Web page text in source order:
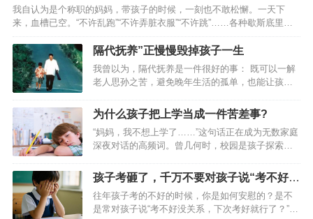
观，又担心孩子之后留下心理阴影；心软买了的
话，以后在遇到这种情况孩子可能会变本加厉，遇
到这种情况应该怎么办才科学呢？别惊慌，孩子闹
脾气很正常 在要求得不到满足时，几乎所有幼儿都
会哭闹。孩子闹脾气的原因有很多, 其中之一是他们
还不会用语言表达需求，而由于他…
我自认为是个称职的妈妈，带孩子的时候，一刻也不敢松懈。一天下
来，血槽已空。“不许乱跑”“不许弄脏衣服”“不许跳”……各种歇斯底里荡
漾在屋子里，嗓子都喊哑了。 好不容易把孩子哄睡着了，夜里的我也不
轻易放过自己。从前一沾枕头就呼呼大睡的我，当了妈妈后常常在半夜
突然惊醒，看看睡在身边的女儿。 用网上流行的段子概括我当妈的每一
天，就是“哈哈啊啊啊啊啊啊啊啊啊啊啊”。从孩子清晨的笑脸开始，以我
憔悴不堪的面容结束。 女儿一岁会走路后，我因为照顾她而累哭的次数
更是呈指数增长。&n…
隔代抚养”正慢慢毁掉孩子一生
我曾以为，隔代抚养是一件很好的事： 既可以一解
老人思孙之苦，避免晚年生活的孤单，也能让孩子
放在事业上，一举三得，何乐不为？ 抱着这样的想
法，儿子小明上幼儿园后，我将退休的父母从老家
接到了武汉。 父母每天接送孩子，把一日三餐妥妥
地准备好，彻底解了我和老公的后顾之忧。 小明曾
患过哮喘病，父亲为了给容易盗汗的小明换毛巾，
常常睡不了一个整觉…… 看着儿子一天天欢实、健
住算了，小明和我们都离不开你…
为什么孩子把上学当成一件苦差事?
“妈妈，我不想上学了……”这句话正在成为无数家庭
深夜对话的高频词。曾几何时，校园是孩子探索世
数据显示，超过60%的青少年认为上学是“压力源”，
甚至出现胃痛、失眠等躯体化症状。为何今天的教
育让本该蓬勃的生命力枯萎？这背后，是青少年心
理需求与教育现实的激烈碰撞。为什么孩子把上学
孩子考砸了，千万不要对孩子说“考不好没
关系”
往年孩子考的不好的时候，你是如何安慰的？是不
是常对孩子说“考不好没关系，下次考好就行了？”孩